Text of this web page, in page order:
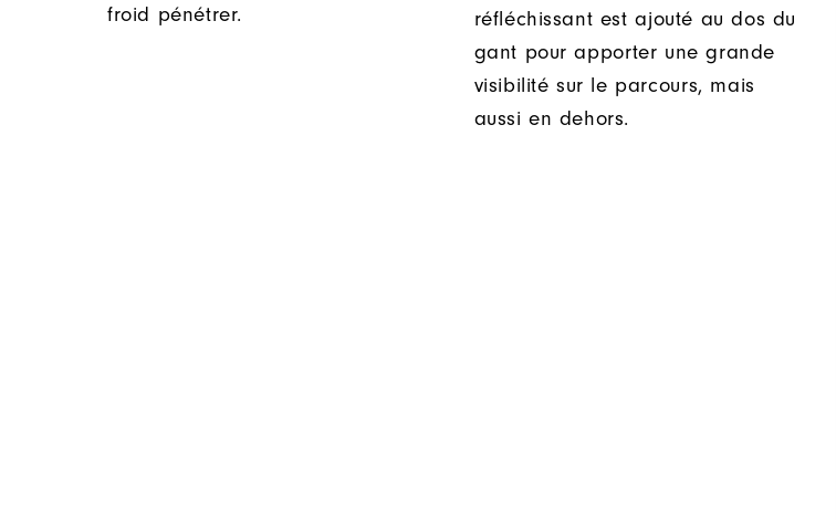
froid pénétrer.
réfléchissant est ajouté au dos du
gant pour apporter une grande
visibilité sur le parcours, mais
aussi en dehors.